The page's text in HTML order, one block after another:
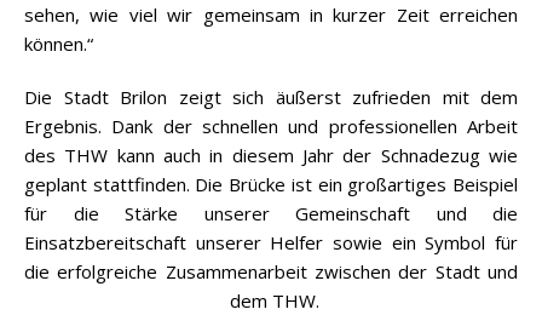
sehen, wie viel wir gemeinsam in kurzer Zeit erreichen
können.“
Die Stadt Brilon zeigt sich äußerst zufrieden mit dem
Ergebnis. Dank der schnellen und professionellen Arbeit
des THW kann auch in diesem Jahr der Schnadezug wie
geplant stattfinden. Die Brücke ist ein großartiges Beispiel
für die Stärke unserer Gemeinschaft und die
Einsatzbereitschaft unserer Helfer sowie ein Symbol für
die erfolgreiche Zusammenarbeit zwischen der Stadt und
dem THW.